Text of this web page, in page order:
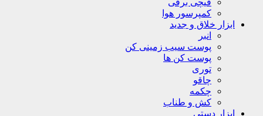
قیچی برقی
کمپرسور هوا
ابزار خلاق و جدید
انبر
پوست سیب زمینی کن
پوست کن ها
توری
چاقو
چکمه
کش و طناب
ابزار دستی